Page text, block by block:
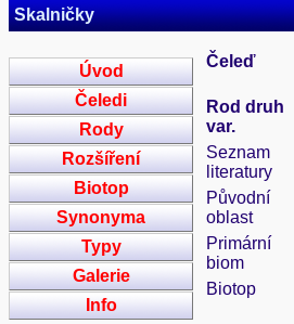
Skalničky
Úvod
Čeledi
Rody
Rozšíření
Biotop
Synonyma
Typy
Galerie
Info
Čeleď
Rod druh
var.
Seznam
literatury
Původní
oblast
Primární
biom
Biotop